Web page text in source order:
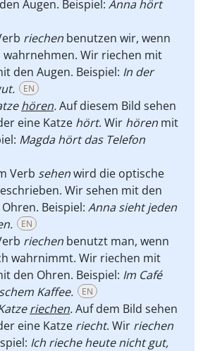
Augen. Beispiel: Anna hört
riechen benutzen wir, wenn
Wir riechen mit
den Augen. Beispiel: In der
EN
hören.Auf diesem Bild sehen
eine Katze hört. Wir hören mit
Magda hört das Telefon
Verb sehenwird die optische
Wir sehen mit den
Beispiel: Anna sieht jeden
EN
riechen benutzt man, wenn
wahrnimmt. Wir riechen mit
den Ohren. Beispiel: Im Café
Kaffee.
EN
riechen.Auf dem Bild sehen
eine Katze riecht. Wir riechen
Ich rieche heute nicht gut,